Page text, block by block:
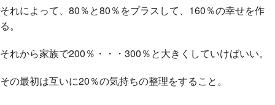
それによって、80％と80％をプラスして、160％の幸せを作
る。
それから家族で200％・・・300％と大きくしていけばいい。
その最初は互いに20％の気持ちの整理をすること。